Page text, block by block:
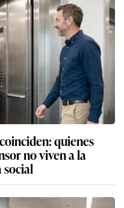
quienes
no viven a la
social